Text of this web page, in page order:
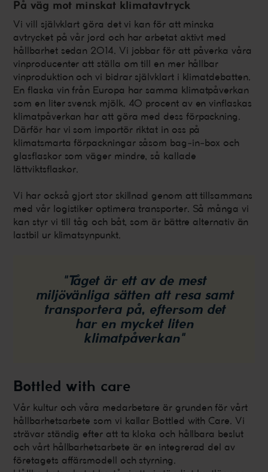
På väg mot minskat klimatavtryck
Vi vill självklart göra det vi kan för att minska
avtrycket på vår jord och har arbetat aktivt med
hållbarhet sedan 2014. Vi jobbar för att påverka våra
vinproducenter att ställa om till en mer hållbar
vinproduktion och vi bidrar självklart i klimatdebatten.
En flaska vin från Europa har samma klimatpåverkan
som en liter svensk mjölk. 40 procent av en vinflaskas
klimatpåverkan har att göra med dess förpackning.
Därför har vi som importör riktat in oss på
klimatsmarta förpackningar såsom bag-in-box och
glasflaskor som väger mindre, så kallade
lättviktsflaskor.
Vi har också gjort stor skillnad genom att tillsammans
med vår logistiker optimera transporter. Så många vi
kan styr vi till tåg och båt, som är bättre alternativ än
lastbil ur klimatsynpunkt.
"Tåget är ett av de mest
miljövänliga sätten att resa samt
transportera på, eftersom det
har en mycket liten
klimatpåverkan"
Bottled with care
Vår kultur och våra medarbetare är grunden för vårt
hållbarhetsarbete som vi kallar Bottled with Care. Vi
strävar ständig efter att ta kloka och hållbara beslut
och vårt hållbarhetsarbete är en integrerad del av
företagets affärsmodell och styrning.